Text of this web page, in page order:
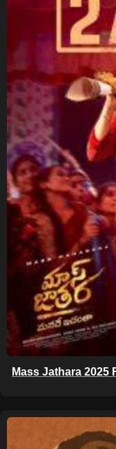
Mass Jathara 2025